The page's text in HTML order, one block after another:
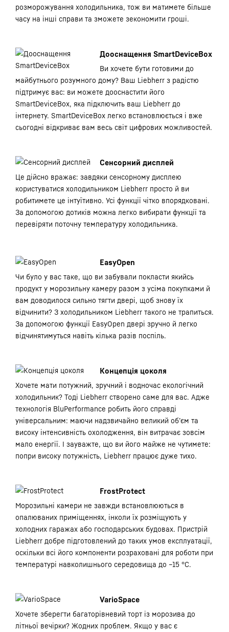
розморожування холодильника, тож ви матимете більше
часу на інші справи та зможете зекономити гроші.
Дооснащення SmartDeviceBox
Ви хочете бути готовими до
майбутнього розумного дому? Ваш Liebherr з радістю
підтримує вас: ви можете дооснастити його
SmartDeviceBox, яка підключить ваш Liebherr до
інтернету. SmartDeviceBox легко встановлюється і вже
сьогодні відкриває вам весь світ цифрових можливостей.
Сенсорний дисплей
Це дійсно вражає: завдяки сенсорному дисплею
користуватися холодильником Liebherr просто й ви
робитимете це інтуїтивно. Усі функції чітко впорядковані.
За допомогою дотиків можна легко вибирати функції та
перевіряти поточну температуру холодильника.
EasyOpen
Чи було у вас таке, що ви забували покласти якийсь
продукт у морозильну камеру разом з усіма покупками й
вам доводилося сильно тягти двері, щоб знову їх
відчинити? З холодильником Liebherr такого не трапиться.
За допомогою функції EasyOpen двері зручно й легко
відчинятимуться навіть кілька разів поспіль.
Концепція цоколя
Хочете мати потужний, зручний і водночас екологічний
холодильник? Тоді Liebherr створено саме для вас. Адже
технологія BluPerformance робить його справді
універсальним: маючи надзвичайно великий об’єм та
високу інтенсивність охолодження, він витрачає зовсім
мало енергії. І зауважте, що ви його майже не чутимете:
попри високу потужність, Liebherr працює дуже тихо.
FrostProtect
Морозильні камери не завжди встановлюються в
опалюваних приміщеннях, інколи їх розміщують у
холодних гаражах або господарських будовах. Пристрій
Liebherr добре підготовлений до таких умов експлуатації,
оскільки всі його компоненти розраховані для роботи при
температурі навколишнього середовища до –15 °C.
VarioSpace
Хочете зберегти багаторівневий торт із морозива до
літньої вечірки? Жодних проблем. Якщо у вас є